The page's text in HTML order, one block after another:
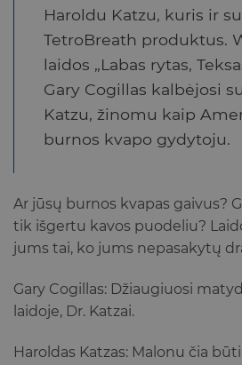
Haroldu Katzu, kuris ir
TetroBreath produktus.
laidos „Labas rytas,
Gary Cogillas kalbėjosi
Katzu, žinomu kaip
burnos kvapo gydytoju.
Ar jūsų burnos kvapas gaivus?
tik išgertu kavos puodeliu?
jums tai, ko jums nepasakytų
Gary Cogillas: Džiaugiuosi
laidoje, Dr. Katzai.
Haroldas Katzas: Malonu čia